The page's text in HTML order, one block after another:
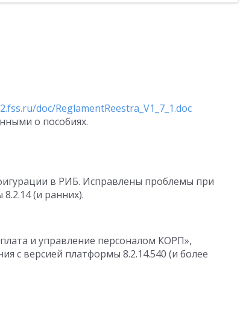
doc/ReglamentReestra_V1_7_1.doc
о пособиях.
в РИБ. Исправлены проблемы при
(и ранних).
и управление персоналом КОРП»,
с версией платформы 8.2.14.540 (и более